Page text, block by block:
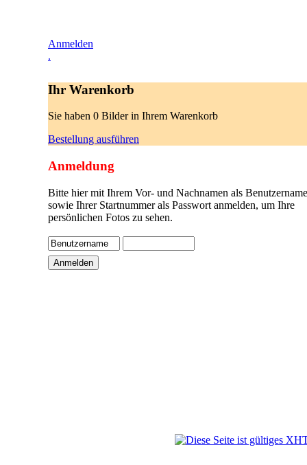
Anmelden
.
Ihr Warenkorb
Sie haben 0 Bilder in Ihrem Warenkorb
Bestellung ausführen
Anmeldung
Bitte hier mit Ihrem Vor- und Nachnamen als
sowie Ihrer Startnummer als Passwort anmelden, um Ihre
persönlichen Fotos zu sehen.